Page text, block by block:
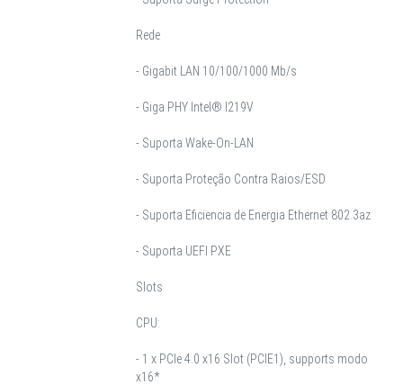
Rede
- Gigabit LAN 10/100/1000 Mb/s
- Giga PHY Intel® I219V
- Suporta Wake-On-LAN
- Suporta Proteção Contra Raios/ESD
- Suporta Eficiencia de Energia Ethernet 802.3az
- Suporta UEFI PXE
Slots
CPU:
- 1 x PCIe 4.0 x16 Slot (PCIE1), supports modo
x16*